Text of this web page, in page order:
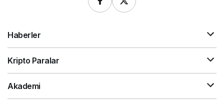
Haberler
Kripto Paralar
Akademi